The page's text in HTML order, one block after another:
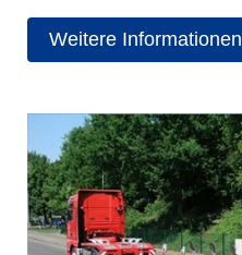
Weitere Informationen